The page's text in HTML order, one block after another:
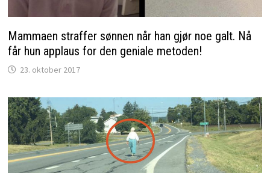
Mammaen straffer sønnen når han gjør noe galt. Nå
får hun applaus for den geniale metoden!
23. oktober 2017